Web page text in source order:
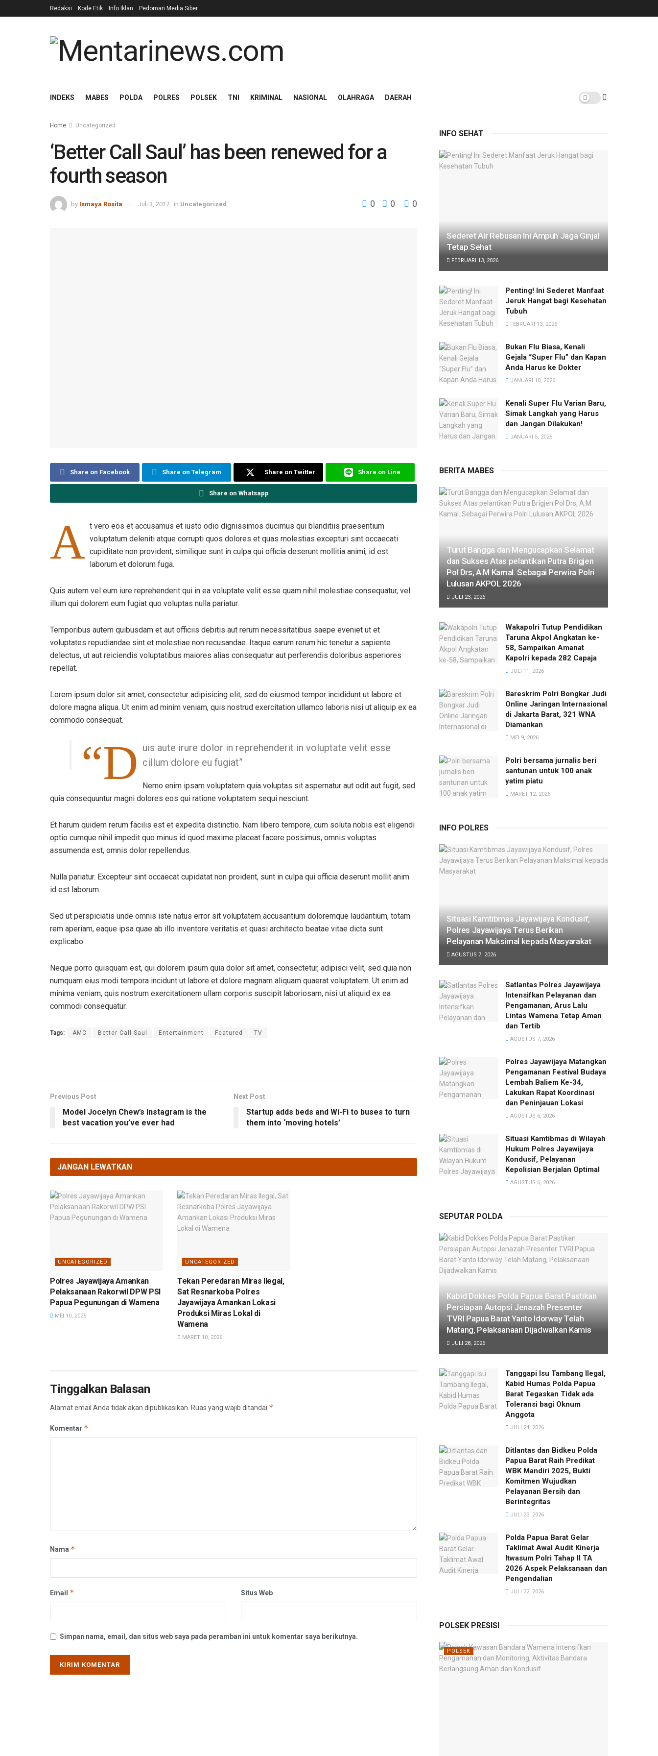
Redaksi Kode Etik Info Iklan Pedoman Media Siber
INDEKS MABES POLDA POLRES POLSEK TNI KRIMINAL NASIONAL OLAHRAGA DAERAH
Home Uncategorized
‘Better Call Saul’ has been renewed for a
fourth season
by Ismaya Rosita Juli 3, 2017 in Uncategorized 0 0 0
Share on Facebook Share on Telegram Share on Twitter Share on Line
Share on Whatsapp
A t vero eos et accusamus et iusto odio dignissimos ducimus qui blanditiis praesentium
voluptatum deleniti atque corrupti quos dolores et quas molestias excepturi sint occaecati
cupiditate non provident, similique sunt in culpa qui officia deserunt mollitia animi, id est
laborum et dolorum fuga.
Quis autem vel eum iure reprehenderit qui in ea voluptate velit esse quam nihil molestiae consequatur, vel
illum qui dolorem eum fugiat quo voluptas nulla pariatur.
Temporibus autem quibusdam et aut officiis debitis aut rerum necessitatibus saepe eveniet ut et
voluptates repudiandae sint et molestiae non recusandae. Itaque earum rerum hic tenetur a sapiente
delectus, ut aut reiciendis voluptatibus maiores alias consequatur aut perferendis doloribus asperiores
repellat.
Lorem ipsum dolor sit amet, consectetur adipisicing elit, sed do eiusmod tempor incididunt ut labore et
dolore magna aliqua. Ut enim ad minim veniam, quis nostrud exercitation ullamco laboris nisi ut aliquip ex ea
commodo consequat.
“D uis aute irure dolor in reprehenderit in voluptate velit esse
cillum dolore eu fugiat”
Nemo enim ipsam voluptatem quia voluptas sit aspernatur aut odit aut fugit, sed
quia consequuntur magni dolores eos qui ratione voluptatem sequi nesciunt.
Et harum quidem rerum facilis est et expedita distinctio. Nam libero tempore, cum soluta nobis est eligendi
optio cumque nihil impedit quo minus id quod maxime placeat facere possimus, omnis voluptas
assumenda est, omnis dolor repellendus.
Nulla pariatur. Excepteur sint occaecat cupidatat non proident, sunt in culpa qui officia deserunt mollit anim
id est laborum.
Sed ut perspiciatis unde omnis iste natus error sit voluptatem accusantium doloremque laudantium, totam
rem aperiam, eaque ipsa quae ab illo inventore veritatis et quasi architecto beatae vitae dicta sunt
explicabo.
Neque porro quisquam est, qui dolorem ipsum quia dolor sit amet, consectetur, adipisci velit, sed quia non
numquam eius modi tempora incidunt ut labore et dolore magnam aliquam quaerat voluptatem. Ut enim ad
minima veniam, quis nostrum exercitationem ullam corporis suscipit laboriosam, nisi ut aliquid ex ea
commodi consequatur.
Tags: AMC Better Call Saul Entertainment Featured TV
Previous Post
Model Jocelyn Chew’s Instagram is the
best vacation you’ve ever had
Next Post
Startup adds beds and Wi-Fi to buses to turn
them into ‘moving hotels’
JANGAN LEWATKAN
UNCATEGORIZED
Polres Jayawijaya Amankan
Pelaksanaan Rakorwil DPW PSI
Papua Pegunungan di Wamena
MEI 10, 2026
UNCATEGORIZED
Tekan Peredaran Miras Ilegal,
Sat Resnarkoba Polres
Jayawijaya Amankan Lokasi
Produksi Miras Lokal di
Wamena
MARET 10, 2026
Tinggalkan Balasan
Alamat email Anda tidak akan dipublikasikan. Ruas yang wajib ditandai *
Komentar *
Nama *
Email * Situs Web
Simpan nama, email, dan situs web saya pada peramban ini untuk komentar saya berikutnya.
INFO SEHAT
Sederet Air Rebusan Ini Ampuh Jaga Ginjal
Tetap Sehat
FEBRUARI 13, 2026
Penting! Ini Sederet Manfaat
Jeruk Hangat bagi Kesehatan
Tubuh
FEBRUARI 13, 2026
Bukan Flu Biasa, Kenali
Gejala “Super Flu” dan Kapan
Anda Harus ke Dokter
JANUARI 10, 2026
Kenali Super Flu Varian Baru,
Simak Langkah yang Harus
dan Jangan Dilakukan!
JANUARI 5, 2026
BERITA MABES
Turut Bangga dan Mengucapkan Selamat
dan Sukses Atas pelantikan Putra Brigjen
Pol Drs, A.M Kamal. Sebagai Perwira Polri
Lulusan AKPOL 2026
JULI 23, 2026
Wakapolri Tutup Pendidikan
Taruna Akpol Angkatan ke-
58, Sampaikan Amanat
Kapolri kepada 282 Capaja
JULI 11, 2026
Bareskrim Polri Bongkar Judi
Online Jaringan Internasional
di Jakarta Barat, 321 WNA
Diamankan
MEI 9, 2026
Polri bersama jurnalis beri
santunan untuk 100 anak
yatim piatu
MARET 12, 2026
INFO POLRES
Situasi Kamtibmas Jayawijaya Kondusif,
Polres Jayawijaya Terus Berikan
Pelayanan Maksimal kepada Masyarakat
AGUSTUS 7, 2026
Satlantas Polres Jayawijaya
Intensifkan Pelayanan dan
Pengamanan, Arus Lalu
Lintas Wamena Tetap Aman
dan Tertib
AGUSTUS 7, 2026
Polres Jayawijaya Matangkan
Pengamanan Festival Budaya
Lembah Baliem Ke-34,
Lakukan Rapat Koordinasi
dan Peninjauan Lokasi
AGUSTUS 6, 2026
Situasi Kamtibmas di Wilayah
Hukum Polres Jayawijaya
Kondusif, Pelayanan
Kepolisian Berjalan Optimal
AGUSTUS 6, 2026
SEPUTAR POLDA
Kabid Dokkes Polda Papua Barat Pastikan
Persiapan Autopsi Jenazah Presenter
TVRI Papua Barat Yanto Idorway Telah
Matang, Pelaksanaan Dijadwalkan Kamis
JULI 28, 2026
Tanggapi Isu Tambang Ilegal,
Kabid Humas Polda Papua
Barat Tegaskan Tidak ada
Toleransi bagi Oknum
Anggota
JULI 24, 2026
Ditlantas dan Bidkeu Polda
Papua Barat Raih Predikat
WBK Mandiri 2025, Bukti
Komitmen Wujudkan
Pelayanan Bersih dan
Berintegritas
JULI 23, 2026
Polda Papua Barat Gelar
Taklimat Awal Audit Kinerja
Itwasum Polri Tahap II TA
2026 Aspek Pelaksanaan dan
Pengendalian
JULI 22, 2026
POLSEK PRESISI
POLSEK